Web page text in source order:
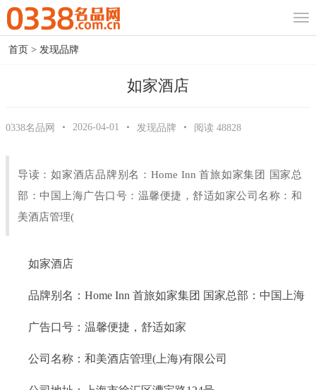
首页 > 发现品牌
如家酒店
0338名品网 • 2026-04-01 • 发现品牌 • 阅读 48828
导读：如家酒店品牌别名：Home Inn 首旅如家集团 国家总
部：中国上海广告口号：温馨便捷，舒适如家公司名称：和
美酒店管理(
如家酒店
品牌别名：Home Inn 首旅如家集团 国家总部：中国上海
广告口号：温馨便捷，舒适如家
公司名称：和美酒店管理(上海)有限公司